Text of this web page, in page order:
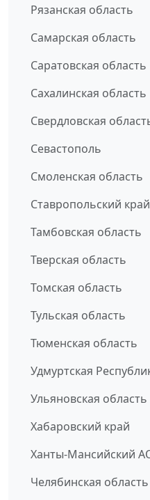
Рязанская область
Самарская область
Саратовская область
Сахалинская область
Свердловская
Севастополь
Смоленская область
Ставропольский край
Тамбовская область
Тверская область
Томская область
Тульская область
Тюменская область
Удмуртская
Ульяновская область
Хабаровский край
Ханты-Мансийский
Челябинская область